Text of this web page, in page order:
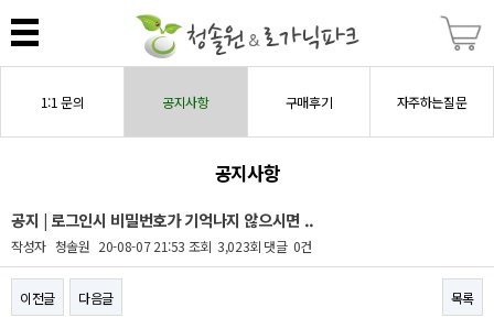
1:1 문의 공지사항 구매후기 자주하는질문
공지사항
공지 | 로그인시 비밀번호가 기억나지 않으시면 ..
작성자 청솔원 20-08-07 21:53 조회 3,023회 댓글 0건
이전글 다음글 목록